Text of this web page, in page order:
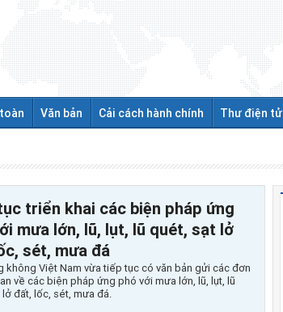
Văn bản Cải cách hành chính Thư điện tử
triển khai các biện pháp ứng
mưa lớn, lũ, lụt, lũ quét, sạt lở
sét, mưa đá
không Việt Nam vừa tiếp tục có văn bản gửi các đơn
về các biện pháp ứng phó với mưa lớn, lũ, lụt, lũ
đất, lốc, sét, mưa đá.